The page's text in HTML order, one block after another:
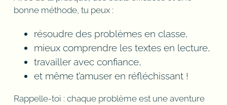
bonne méthode, tu peux :
résoudre des problèmes en classe,
mieux comprendre les textes en lecture,
travailler avec confiance,
et même t’amuser en réfléchissant !
Rappelle-toi : chaque problème est une aventure